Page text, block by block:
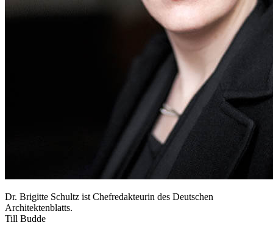
Dr. Brigitte Schultz ist Chefredakteurin des Deutschen
Architektenblatts.
Till Budde